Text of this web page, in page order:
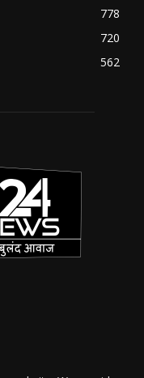
778
720
562